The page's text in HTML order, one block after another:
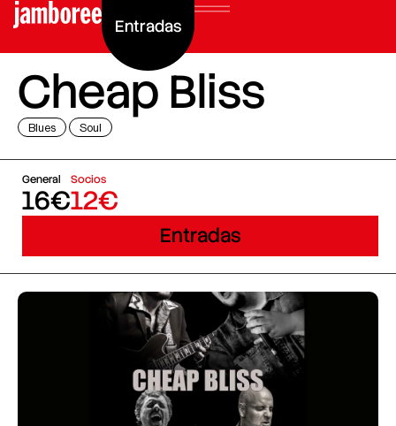
Entradas
Cheap Bliss
Blues Soul
General
16€
Socios
12€
Entradas